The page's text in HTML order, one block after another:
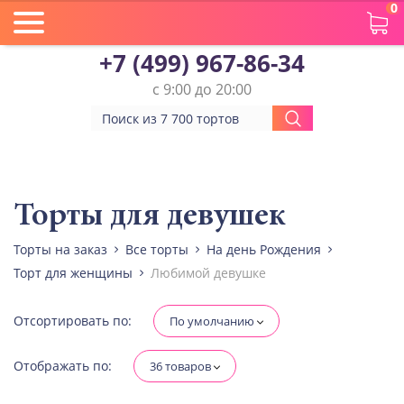
0
+7 (499) 967-86-34
с 9:00 до 20:00
Количество ярусов
При выборе яруса вес изменится
Разные начинки для ярусов
Торты для девушек
Торты на заказ Все торты
На день Рождения
Торт для женщины
Любимой девушке
Отсортировать по: По умолчанию
Отображать по: 36 товаров